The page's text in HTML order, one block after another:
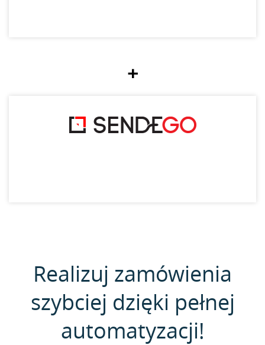
+
Realizuj zamówienia
szybciej dzięki pełnej
automatyzacji!